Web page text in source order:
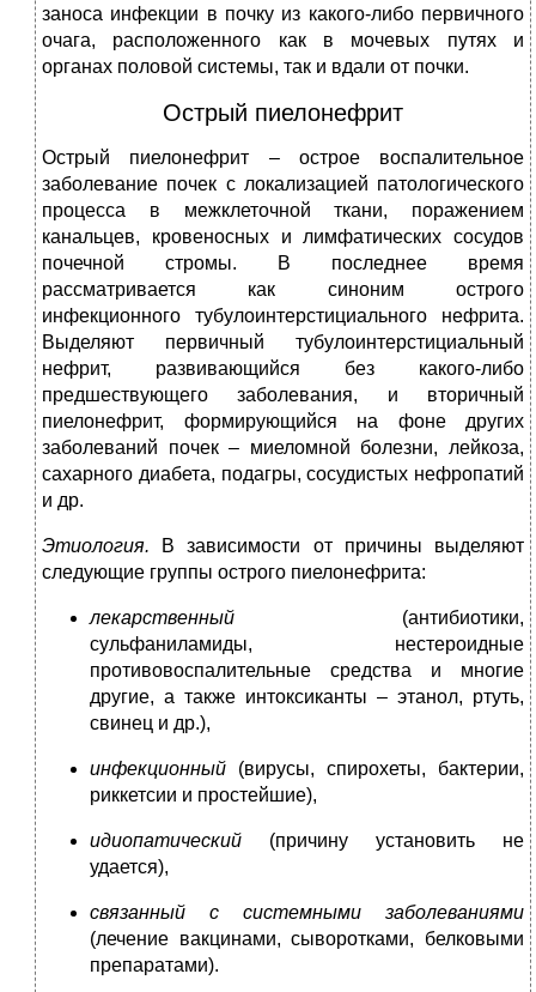
заноса инфекции в почку из какого-либо первичного
очага, расположенного как в мочевых путях и
органах половой системы, так и вдали от почки.
Острый пиелонефрит
Острый пиелонефрит – острое воспалительное
заболевание почек с локализацией патологического
процесса в межклеточной ткани, поражением
канальцев, кровеносных и лимфатических сосудов
почечной стромы. В последнее время
рассматривается как синоним острого
инфекционного тубулоинтерстициального нефрита.
Выделяют первичный тубулоинтерстициальный
нефрит, развивающийся без какого-либо
предшествующего заболевания, и вторичный
пиелонефрит, формирующийся на фоне других
заболеваний почек – миеломной болезни, лейкоза,
сахарного диабета, подагры, сосудистых нефропатий
и др.
Этиология. В зависимости от причины выделяют
следующие группы острого пиелонефрита:
лекарственный (антибиотики,
сульфаниламиды, нестероидные
противовоспалительные средства и многие
другие, а также интоксиканты – этанол, ртуть,
свинец и др.),
инфекционный (вирусы, спирохеты, бактерии,
риккетсии и простейшие),
идиопатический (причину установить не
удается),
связанный с системными заболеваниями
(лечение вакцинами, сыворотками, белковыми
препаратами).